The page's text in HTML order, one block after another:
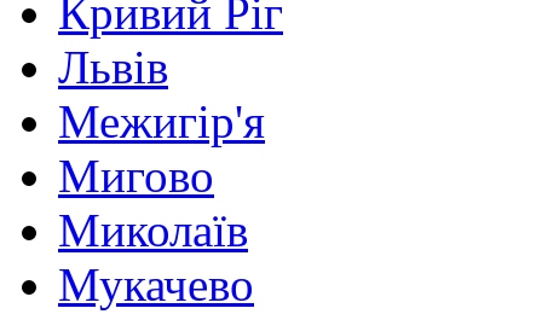
Кривий Ріг
Львів
Межигір'я
Мигово
Миколаїв
Мукачево